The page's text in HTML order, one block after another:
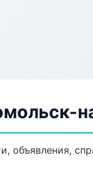
объявления,